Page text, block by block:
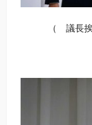
（ 議長